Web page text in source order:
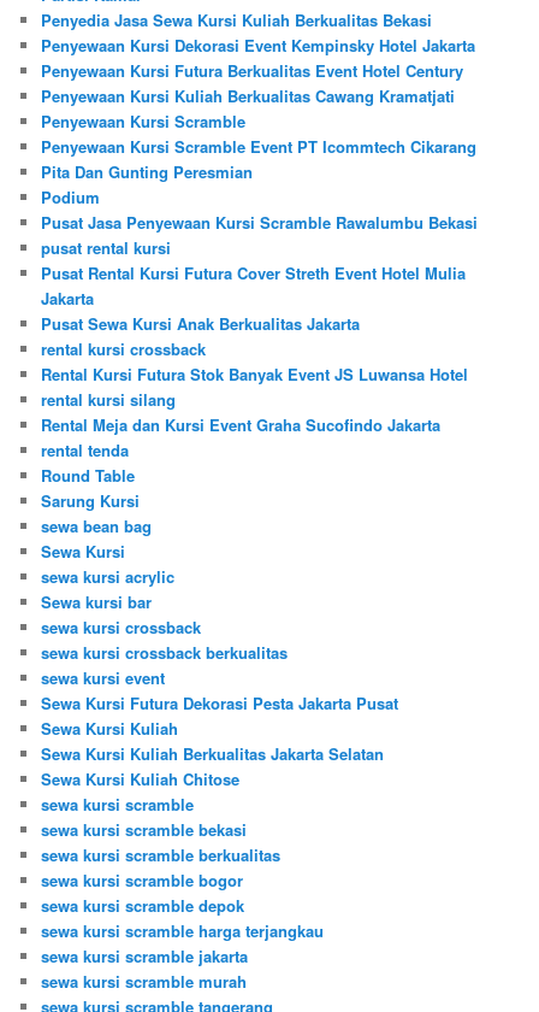
Penyedia Jasa Sewa Kursi Kuliah Berkualitas Bekasi
Penyewaan Kursi Dekorasi Event Kempinsky Hotel Jakarta
Penyewaan Kursi Futura Berkualitas Event Hotel Century
Penyewaan Kursi Kuliah Berkualitas Cawang Kramatjati
Penyewaan Kursi Scramble
Penyewaan Kursi Scramble Event PT Icommtech Cikarang
Pita Dan Gunting Peresmian
Podium
Pusat Jasa Penyewaan Kursi Scramble Rawalumbu Bekasi
pusat rental kursi
Pusat Rental Kursi Futura Cover Streth Event Hotel Mulia
Jakarta
Pusat Sewa Kursi Anak Berkualitas Jakarta
rental kursi crossback
Rental Kursi Futura Stok Banyak Event JS Luwansa Hotel
rental kursi silang
Rental Meja dan Kursi Event Graha Sucofindo Jakarta
rental tenda
Round Table
Sarung Kursi
sewa bean bag
Sewa Kursi
sewa kursi acrylic
Sewa kursi bar
sewa kursi crossback
sewa kursi crossback berkualitas
sewa kursi event
Sewa Kursi Futura Dekorasi Pesta Jakarta Pusat
Sewa Kursi Kuliah
Sewa Kursi Kuliah Berkualitas Jakarta Selatan
Sewa Kursi Kuliah Chitose
sewa kursi scramble
sewa kursi scramble bekasi
sewa kursi scramble berkualitas
sewa kursi scramble bogor
sewa kursi scramble depok
sewa kursi scramble harga terjangkau
sewa kursi scramble jakarta
sewa kursi scramble murah
sewa kursi scramble tangerang